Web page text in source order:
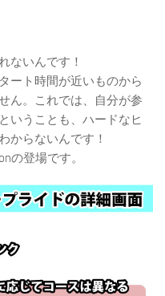
ないんです！
ート時間が近いものから
ん。これでは、自分が参
いうことも、ハードなヒ
からないんです！
の登場です。